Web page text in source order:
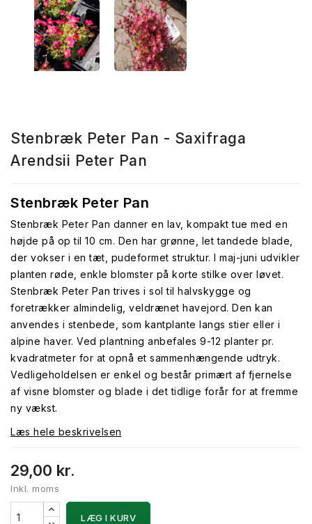
Stenbræk Peter Pan - Saxifraga
Arendsii Peter Pan
Stenbræk Peter Pan
Stenbræk Peter Pan danner en lav, kompakt tue med en
højde på op til 10 cm. Den har grønne, let tandede blade,
der vokser i en tæt, pudeformet struktur. I maj-juni udvikler
planten røde, enkle blomster på korte stilke over løvet.
Stenbræk Peter Pan trives i sol til halvskygge og
foretrækker almindelig, veldrænet havejord. Den kan
anvendes i stenbede, som kantplante langs stier eller i
alpine haver. Ved plantning anbefales 9-12 planter pr.
kvadratmeter for at opnå et sammenhængende udtryk.
Vedligeholdelsen er enkel og består primært af fjernelse
af visne blomster og blade i det tidlige forår for at fremme
ny vækst.
Læs hele beskrivelsen
29,00 kr.
Inkl. moms
LÆG I KURV